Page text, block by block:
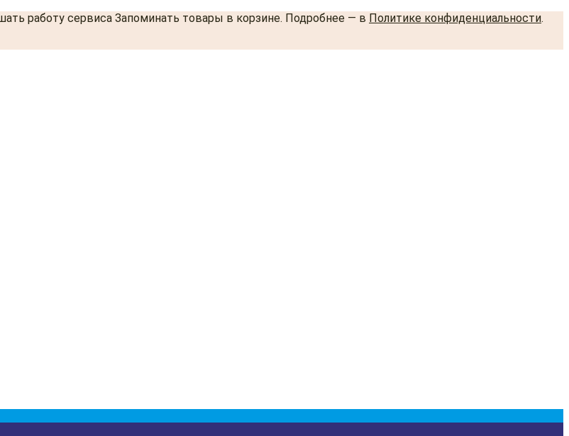
работу сервиса Запоминать товары в корзине. Подробнее — в Политике конфиденциальности.